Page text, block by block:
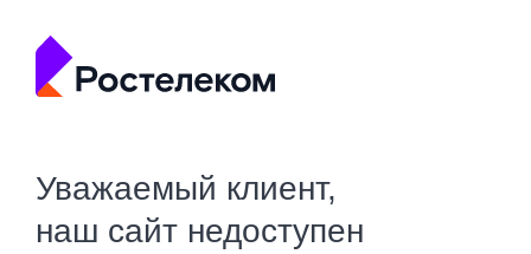
Уважаемый клиент,
наш сайт недоступен